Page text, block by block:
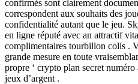
confirmés sont clairement
correspondent aux souhaits des
confidentialité autant que le jeu.
en ligne réputé avec an attractif
complimentaires tourbillon colis .
grande mesure en toute
propre ‘ crypto plan secret
jeux d’argent .